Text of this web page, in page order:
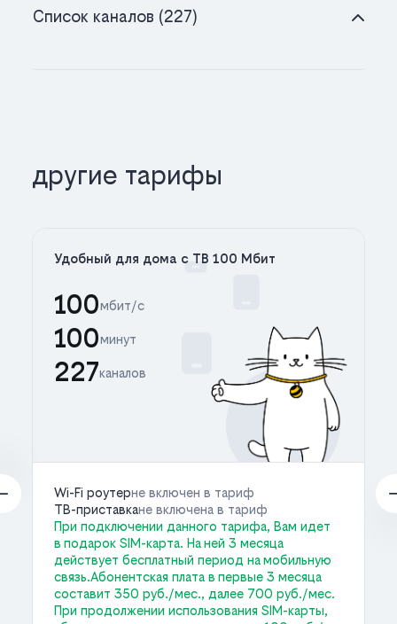
Список каналов (227)
другие тарифы
Удобный для дома с ТВ 100 Мбит
100мбит/с
100минут
227каналов
Wi-Fi роутерне включен в тариф
ТВ-приставкане включена в тариф
При подключении данного тарифа, Вам идет
в подарок SIM-карта. На ней 3 месяца
действует бесплатный период на мобильную
связь.Абонентская плата в первые 3 месяца
составит 350 руб./мес., далее 700 руб./мес.
При продолжении использования SIM-карты,